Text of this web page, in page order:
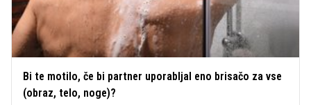
Bi te motilo, če bi partner uporabljal eno brisačo za vse
(obraz, telo, noge)?